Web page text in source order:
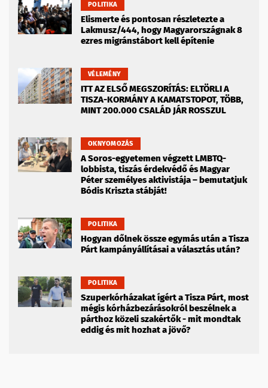
POLITIKA
Elismerte és pontosan részletezte a
Lakmusz/444, hogy Magyarországnak 8
ezres migránstábort kell építenie
VÉLEMÉNY
ITT AZ ELSŐ MEGSZORÍTÁS: ELTÖRLI A
TISZA-KORMÁNY A KAMATSTOPOT, TÖBB,
MINT 200.000 CSALÁD JÁR ROSSZUL
OKNYOMOZÁS
A Soros-egyetemen végzett LMBTQ-
lobbista, tiszás érdekvédő és Magyar
Péter személyes aktivistája – bemutatjuk
Bódis Kriszta stábját!
POLITIKA
Hogyan dőlnek össze egymás után a Tisza
Párt kampányállításai a választás után?
POLITIKA
Szuperkórházakat ígért a Tisza Párt, most
mégis kórházbezárásokról beszélnek a
párthoz közeli szakértők - mit mondtak
eddig és mit hozhat a jövő?